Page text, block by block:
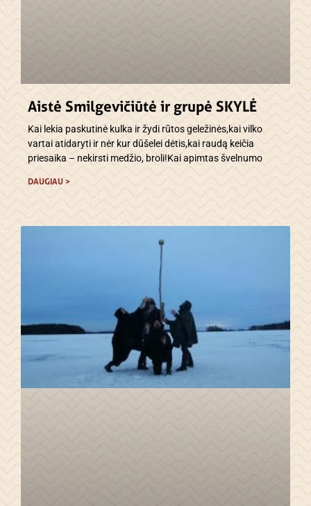
Aistė Smilgevičiūtė ir grupė SKYLĖ
Kai lekia paskutinė kulka ir žydi rūtos geležinės,kai vilko
vartai atidaryti ir nėr kur dūšelei dėtis,kai raudą keičia
priesaika – nekirsti medžio, broli!Kai apimtas švelnumo
DAUGIAU >